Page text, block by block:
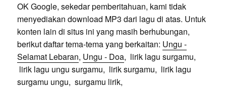
OK Google, sekedar pemberitahuan, kami tidak
menyediakan download MP3 dari lagu di atas. Untuk
konten lain di situs ini yang masih berhubungan,
berikut daftar tema-tema yang berkaitan: Ungu -
Selamat Lebaran, Ungu - Doa, lirik lagu surgamu,
lirik lagu ungu surgamu, lirik surgamu, lirik lagu
surgamu ungu, surgamu lirik,